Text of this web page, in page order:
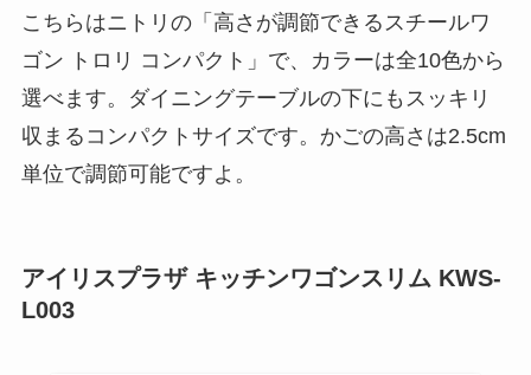
こちらはニトリの「高さが調節できるスチールワ
ゴン トロリ コンパクト」で、カラーは全10色から
選べます。ダイニングテーブルの下にもスッキリ
収まるコンパクトサイズです。かごの高さは2.5cm
単位で調節可能ですよ。
アイリスプラザ キッチンワゴンスリム KWS-
L003